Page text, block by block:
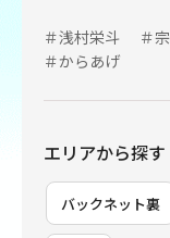
＃浅村栄斗 ＃
＃からあげ
エリアから探す
バックネット裏